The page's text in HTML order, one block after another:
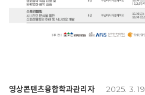
영상콘텐츠융합학과관리자 2025. 3. 19